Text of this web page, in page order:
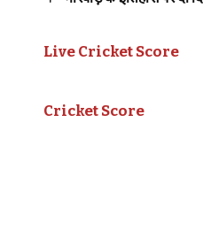
Live Cricket Score
Cricket Score